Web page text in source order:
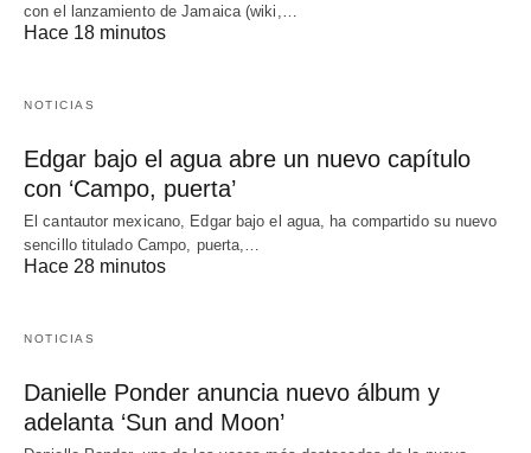
con el lanzamiento de Jamaica (wiki,…
Hace 18 minutos
NOTICIAS
Edgar bajo el agua abre un nuevo capítulo
con ‘Campo, puerta’
El cantautor mexicano, Edgar bajo el agua, ha compartido su nuevo
sencillo titulado Campo, puerta,…
Hace 28 minutos
NOTICIAS
Danielle Ponder anuncia nuevo álbum y
adelanta ‘Sun and Moon’